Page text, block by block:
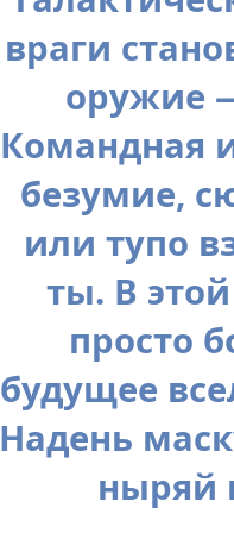
враги
оружие
Командная
безумие,
или тупо
ты. В
просто
будущее
Надень
ныряй